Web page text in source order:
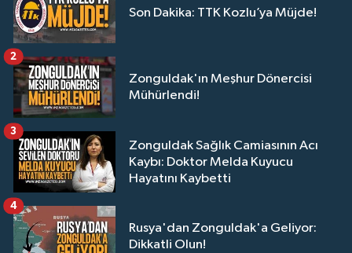
Son Dakika: TTK Kozlu’ya Müjde!
Zonguldak'ın Meşhur Dönercisi
Mühürlendi!
2
Zonguldak Sağlık Camiasının Acı
Kaybı: Doktor Melda Kuyucu
Hayatını Kaybetti
3
Rusya'dan Zonguldak'a Geliyor:
Dikkatli Olun!
4